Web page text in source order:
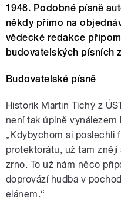
1948. Podobné písně
někdy přímo na
vědecké redakce
budovatelských písních
Budovatelské písně
Historik Martin Tichý z
není tak úplně
„Kdybychom si poslechli
protektorátu, už tam
zrno. To už nám něco
doprovází hudba v
elánem.“